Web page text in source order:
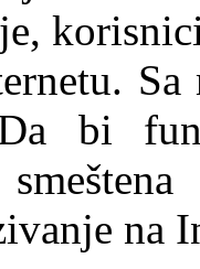
Da bi
na